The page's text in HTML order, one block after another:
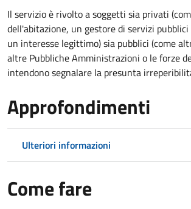
Il servizio è rivolto a soggetti sia privati
dell'abitazione, un gestore di servizi
un interesse legittimo) sia pubblici (come
altre Pubbliche Amministrazioni o le forze
intendono segnalare la presunta
Approfondimenti
Ulteriori informazioni
Come fare